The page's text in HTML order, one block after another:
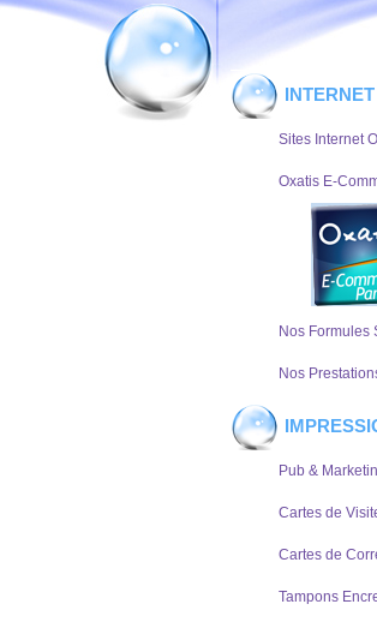
INTERNET
Sites Internet
Oxatis E-
Nos Formules
Nos
Pub &
Cartes de
Cartes de
Tampons